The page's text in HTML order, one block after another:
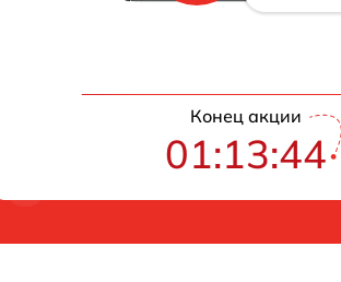
Конец акции
01:13:43